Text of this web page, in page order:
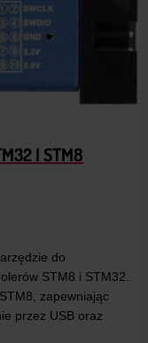
I STM8
do
STM8 i STM32.
zapewniając
przez USB oraz